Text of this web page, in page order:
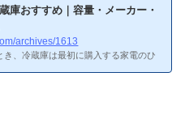
ケースってあるのかな？小型冷蔵庫が
コンビニ中心の生活スタイル外食や
が中心で、ほとんど自炊しない方に
。飲み物を冷やしたり、残り物を少
庫おすすめ｜容量・メーカー・
archives/1613
き、冷蔵庫は最初に購入する家電のひ